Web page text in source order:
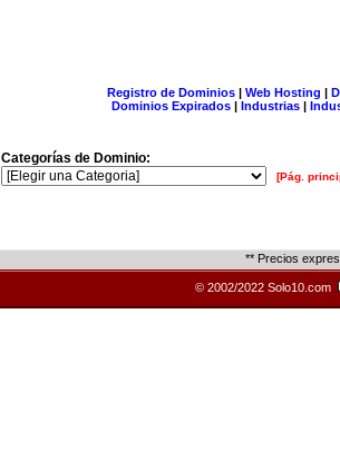
Registro de Dominios| Web Hosting |
Dominios Expirados | Industrias |
Categorías de Dominio:
[Pág.
** Precios
© 2002/2022 Solo10.com